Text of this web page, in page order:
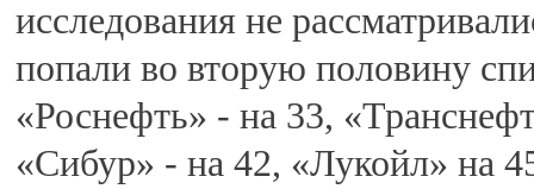
исследования не
попали во вторую половину
«Роснефть» - на 33,
«Сибур» - на 42, «Лукойл» на